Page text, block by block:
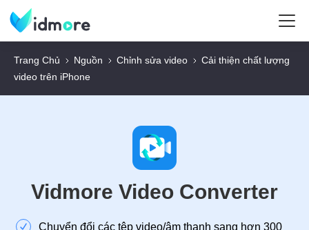
Trang Chủ Nguồn Chỉnh sửa video
Cải thiện chất lượng
video trên iPhone
Vidmore Video Converter
Chuyển đổi các tệp video/âm thanh sang hơn 300